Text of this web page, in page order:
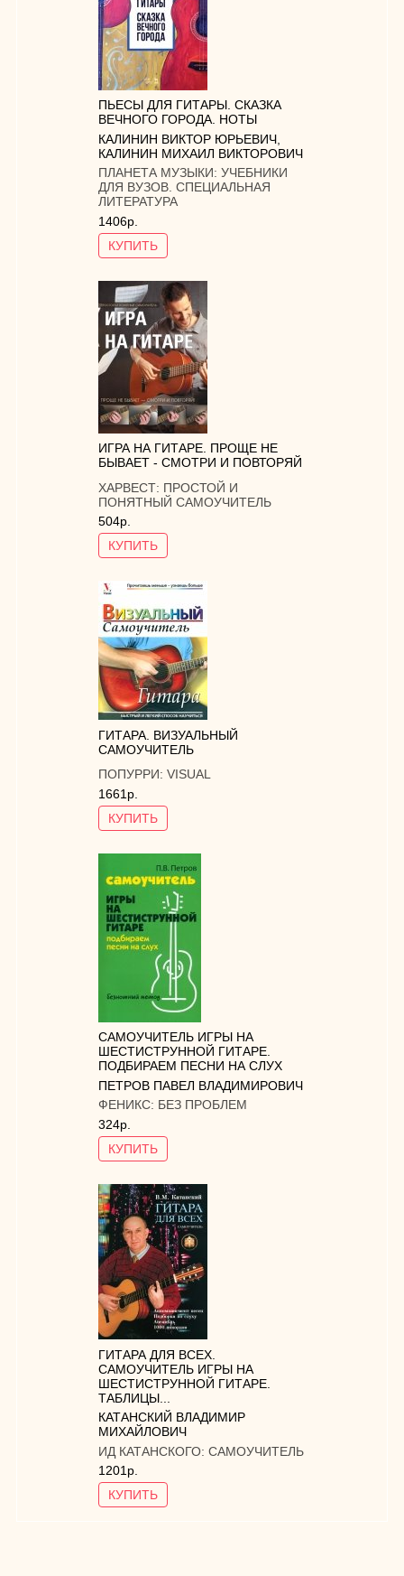
ПЬЕСЫ ДЛЯ ГИТАРЫ. СКАЗКА
ВЕЧНОГО ГОРОДА. НОТЫ
КАЛИНИН ВИКТОР ЮРЬЕВИЧ
КАЛИНИН МИХАИЛ ВИКТОРОВИЧ
ПЛАНЕТА МУЗЫКИ: УЧЕБНИКИ
ДЛЯ ВУЗОВ. СПЕЦИАЛЬНАЯ
ЛИТЕРАТУРА
1406р.
КУПИТЬ
ИГРА НА ГИТАРЕ. ПРОЩЕ НЕ
БЫВАЕТ - СМОТРИ И ПОВТОРЯЙ
ХАРВЕСТ: ПРОСТОЙ И
ПОНЯТНЫЙ САМОУЧИТЕЛЬ
504р.
КУПИТЬ
ГИТАРА. ВИЗУАЛЬНЫЙ
САМОУЧИТЕЛЬ
ПОПУРРИ: VISUAL
1661р.
КУПИТЬ
САМОУЧИТЕЛЬ ИГРЫ НА
ШЕСТИСТРУННОЙ ГИТАРЕ.
ПОДБИРАЕМ ПЕСНИ НА СЛУХ
ПЕТРОВ ПАВЕЛ ВЛАДИМИРОВИЧ
ФЕНИКС: БЕЗ ПРОБЛЕМ
324р.
КУПИТЬ
ГИТАРА ДЛЯ ВСЕХ.
САМОУЧИТЕЛЬ ИГРЫ НА
ШЕСТИСТРУННОЙ ГИТАРЕ.
ТАБЛИЦЫ...
КАТАНСКИЙ ВЛАДИМИР
МИХАЙЛОВИЧ
ИД КАТАНСКОГО: САМОУЧИТЕЛЬ
1201р.
КУПИТЬ